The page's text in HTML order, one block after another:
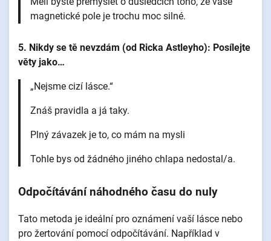
magnetické pole je trochu moc silné.
5. Nikdy se tě nevzdám (od Ricka Astleyho): Posílejte
věty jako…
„Nejsme cizí lásce.“
Znáš pravidla a já taky.
Plný závazek je to, co mám na mysli
Tohle bys od žádného jiného chlapa nedostal/a.
Odpočítávání náhodného času do nuly
Tato metoda je ideální pro oznámení vaší lásce nebo
pro žertování pomocí odpočítávání. Například v